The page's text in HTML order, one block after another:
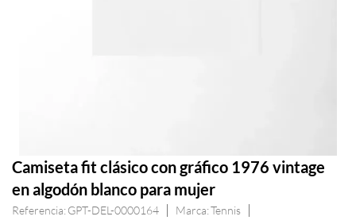
Camiseta fit clásico con gráfico 1976 vintage
en algodón blanco para mujer
Referencia: GPT-DEL-0000164 Tennis